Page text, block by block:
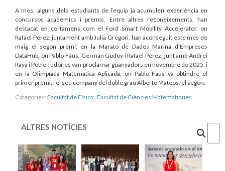
A més, alguns dels estudiants de l’equip ja acumulen experiència en
concursos acadèmics i premis. Entre altres reconeixements, han
destacat en certàmens com el Ford Smart Mobility Accelerator, on
Rafael Pérez, juntament amb Julia Gregori, han aconseguit este mes de
maig el segon premi; en la Marató de Dades Marina d’Empreses
DataHub, on Pablo Faus, Germán Godoy i Rafael Pérez, junt amb Andrei
Raya i Petre Tudor es van proclamar guanyadors en novembre de 2025; i
en la Olimpíada Matemàtica Aplicada, on Pablo Faus va obtindre el
primer premi, i el seu company del doble grau Alberto Mateos, el segon.
Categories: Facultat de Física Facultat de Ciències Matemàtiques
ALTRES NOTÍCIES